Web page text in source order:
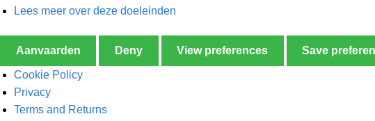
Lees meer over deze doeleinden
Aanvaarden Deny View preferences Save
Cookie Policy
Privacy
Terms and Returns